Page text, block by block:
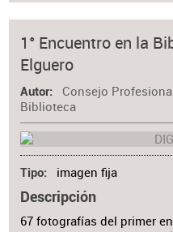
1° Encuentro en la
Elguero
Autor
Consejo
Biblioteca
Tipo imagen fija
Descripción
67 fotografías del primer